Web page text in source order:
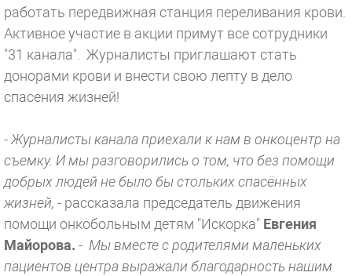
работать передвижная станция переливания крови.
Активное участие в акции примут все сотрудники
"31 канала". Журналисты приглашают стать
донорами крови и внести свою лепту в дело
спасения жизней!
- Журналисты канала приехали к нам в онкоцентр на
съемку. И мы разговорились о том, что без помощи
добрых людей не было бы стольких спасённых
жизней, - рассказала председатель движения
помощи онкобольным детям "Искорка" Евгения
Майорова. - Мы вместе с родителями маленьких
пациентов центра выражали благодарность нашим